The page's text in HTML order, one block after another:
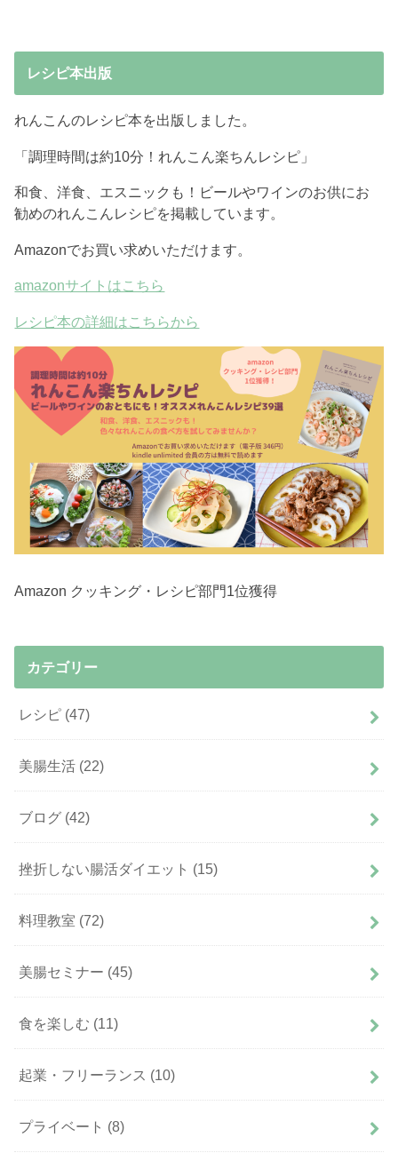
レシピ本出版
れんこんのレシピ本を出版しました。
「調理時間は約10分！れんこん楽ちんレシピ」
和食、洋食、エスニックも！ビールやワインのお供にお
勧めのれんこんレシピを掲載しています。
Amazonでお買い求めいただけます。
amazonサイトはこちら
レシピ本の詳細はこちらから
Amazon クッキング・レシピ部門1位獲得
カテゴリー
レシピ (47)
美腸生活 (22)
ブログ (42)
挫折しない腸活ダイエット (15)
料理教室 (72)
美腸セミナー (45)
食を楽しむ (11)
起業・フリーランス (10)
プライベート (8)